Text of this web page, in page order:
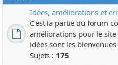
Idées, améliorations et
C'est la partie du forum
améliorations pour le
idées sont les bienvenues
Sujets : 175